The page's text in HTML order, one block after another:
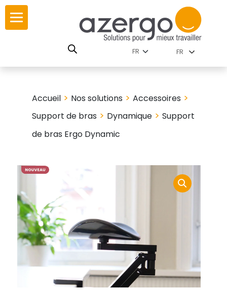
Skip
content
par famille
travail
familles
solutions...
Vie
FR
Accueil > Nos solutions >Accessoires >
Support de bras > Dynamique >Support
de bras Ergo Dynamic